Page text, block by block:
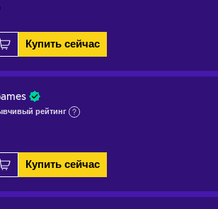
Купить сейчас
рейтинг
Купить сейчас